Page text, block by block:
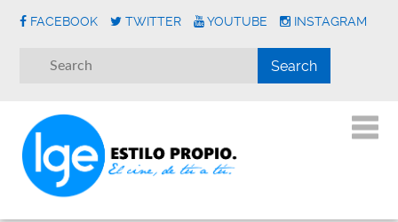
FACEBOOK TWITTER YOUTUBE INSTAGRAM